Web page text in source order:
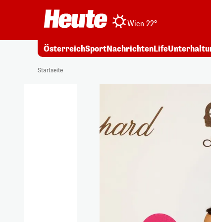
Wien 22°
ÖsterreichSportNachrichtenLife
Startseite